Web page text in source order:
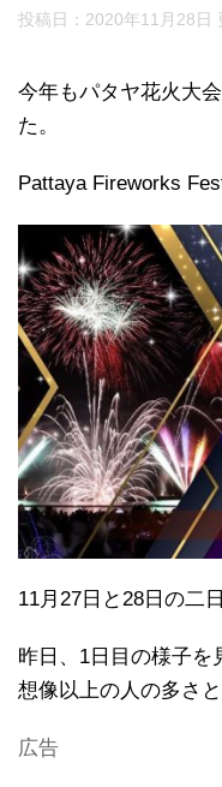
投稿日：2020年11月28日
今年もパタヤ花火大
た。
Pattaya Fireworks
11月27日と28日の二
昨日、1日目の様子を
想像以上の人の多さ
広告